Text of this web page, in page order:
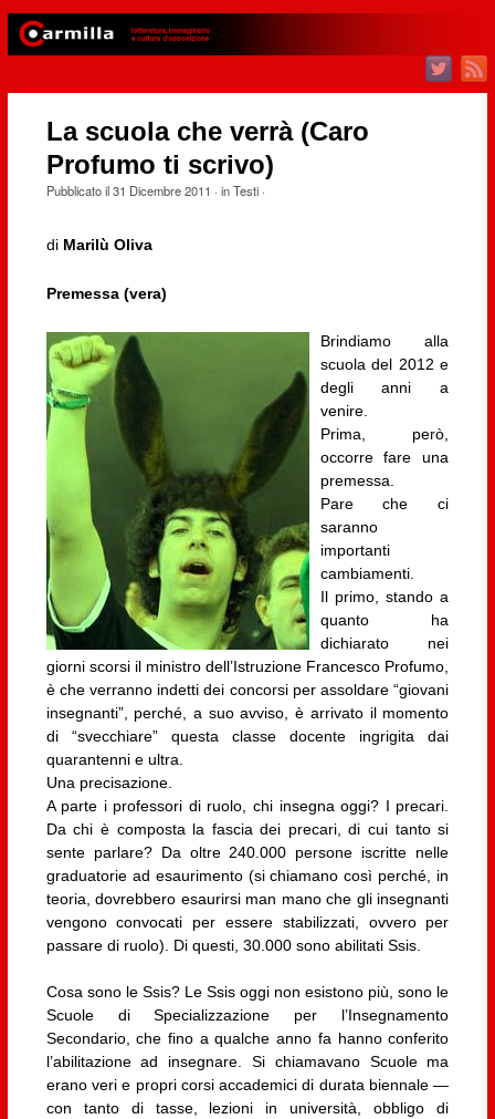
La scuola che verrà (Caro
Profumo ti scrivo)
Pubblicato il31 Dicembre 2011 · inTesti·
di Marilù Oliva
Premessa (vera)
Brindiamo alla
scuola del 2012 e
degli anni a
venire.
Prima, però,
occorre fare una
premessa.
Pare che ci
saranno
importanti
cambiamenti.
Il primo, stando a
quanto ha
dichiarato nei
giorni scorsi il ministro dell’Istruzione Francesco Profumo,
è che verranno indetti dei concorsi per assoldare “giovani
insegnanti”, perché, a suo avviso, è arrivato il momento
di “svecchiare” questa classe docente ingrigita dai
quarantenni e ultra.
Una precisazione.
A parte i professori di ruolo, chi insegna oggi? I precari.
Da chi è composta la fascia dei precari, di cui tanto si
sente parlare? Da oltre 240.000 persone iscritte nelle
graduatorie ad esaurimento (si chiamano così perché, in
teoria, dovrebbero esaurirsi man mano che gli insegnanti
vengono convocati per essere stabilizzati, ovvero per
passare di ruolo). Di questi, 30.000 sono abilitati Ssis.
Cosa sono le Ssis? Le Ssis oggi non esistono più, sono le
Scuole di Specializzazione per l’Insegnamento
Secondario, che fino a qualche anno fa hanno conferito
l’abilitazione ad insegnare. Si chiamavano Scuole ma
erano veri e propri corsi accademici di durata biennale —
con tanto di tasse, lezioni in università, obbligo di